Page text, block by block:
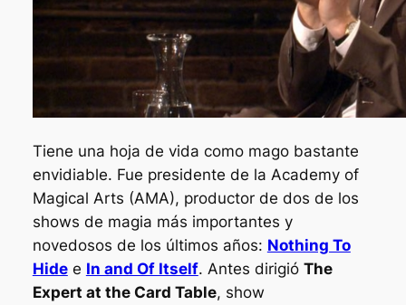
Tiene una hoja de vida como mago bastante
envidiable. Fue presidente de la Academy of
Magical Arts (AMA), productor de dos de los
shows de magia más importantes y
novedosos de los últimos años: Nothing To
Hidee In and Of Itself. Antes dirigió The
Expert at the Card Table, show